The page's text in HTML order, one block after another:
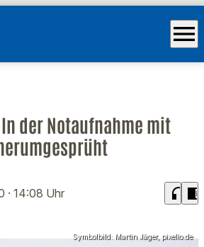
menu
der Notaufnahme mit
· 14:08 Uhr headphones chrome_reader_mode
Symbolbild: Martin Jäger, pixelio.de